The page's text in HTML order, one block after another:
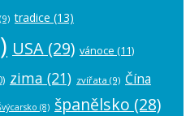
(9) tradice (13)
USA (29) vánoce (11)
zima (21) zvířata (9) Čína
(8) španělsko (28)